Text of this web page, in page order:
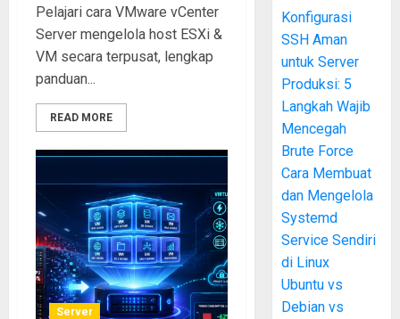
Pelajari cara VMware vCenter
Server mengelola host ESXi &
VM secara terpusat, lengkap
panduan...
READ MORE
Server
Konfigurasi
SSH Aman
untuk Server
Produksi: 5
Langkah Wajib
Mencegah
Brute Force
Cara Membuat
dan Mengelola
Systemd
Service Sendiri
di Linux
Ubuntu vs
Debian vs